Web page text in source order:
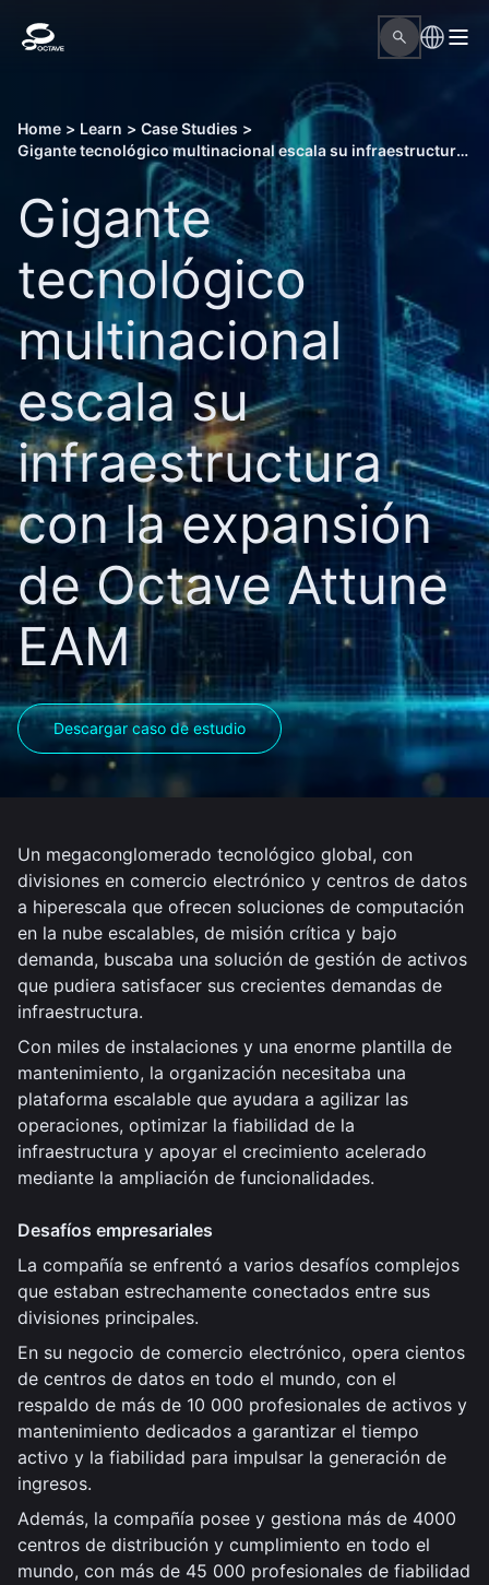
Home > Learn > Case Studies >
Gigante tecnológico multinacional escala su infraestructura con la expansión de Octave Attune EAM
Gigante
tecnológico
multinacional
escala su
infraestructura
con la expansión
de Octave Attune
EAM
Descargar caso de estudio
Un megaconglomerado tecnológico global, con
divisiones en comercio electrónico y centros de datos
a hiperescala que ofrecen soluciones de computación
en la nube escalables, de misión crítica y bajo
demanda, buscaba una solución de gestión de activos
que pudiera satisfacer sus crecientes demandas de
infraestructura.
Con miles de instalaciones y una enorme plantilla de
mantenimiento, la organización necesitaba una
plataforma escalable que ayudara a agilizar las
operaciones, optimizar la fiabilidad de la
infraestructura y apoyar el crecimiento acelerado
mediante la ampliación de funcionalidades.
Desafíos empresariales
La compañía se enfrentó a varios desafíos complejos
que estaban estrechamente conectados entre sus
divisiones principales.
En su negocio de comercio electrónico, opera cientos
de centros de datos en todo el mundo, con el
respaldo de más de 10 000 profesionales de activos y
mantenimiento dedicados a garantizar el tiempo
activo y la fiabilidad para impulsar la generación de
ingresos.
Además, la compañía posee y gestiona más de 4000
centros de distribución y cumplimiento en todo el
mundo, con más de 45 000 profesionales de fiabilidad